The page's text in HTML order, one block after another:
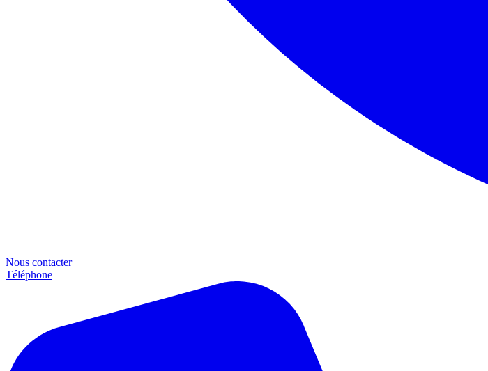
Nous contacter
Téléphone